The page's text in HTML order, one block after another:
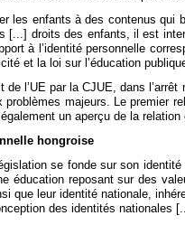
les enfants à des contenus
[...] droits des enfants, il est
à l’identité personnelle
et la loi sur l’éducation
l’UE par la CJUE, dans
majeurs. Le premier
un aperçu de la
hongroise
se fonde sur son
reposant sur des
que leur identité nationale,
des identités nationales